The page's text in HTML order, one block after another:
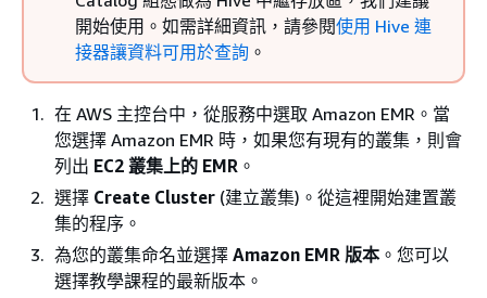
開始使用。如需詳細資訊，請參閱使用 Hive 連
接器讓資料可用於查詢 。
在 AWS 主控台中，從服務中選取 Amazon EMR。當
您選擇 Amazon EMR 時，如果您有現有的叢集，則會
列出 EC2 叢集上的 EMR 。
選擇 Create Cluster (建立叢集)。從這裡開始建置叢
集的程序。
為您的叢集命名並選擇 Amazon EMR 版本。您可以
選擇教學課程的最新版本。